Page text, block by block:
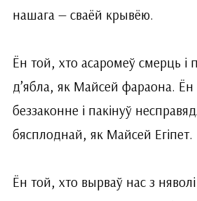
нашага — сваёй крывёю.
Ён той, хто асаромеў смерць і
д’ябла, як Майсей фараона.
беззаконне і пакінуў
бясплоднай, як Майсей Егіпет.
Ён той, хто вырваў нас з